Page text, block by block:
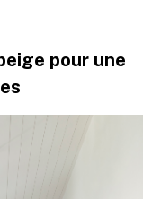
pour une